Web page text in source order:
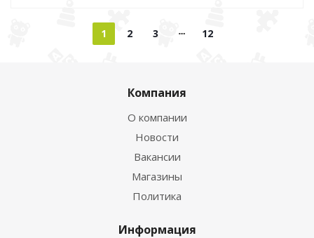
1 2 3 12
Компания
О компании
Новости
Вакансии
Магазины
Политика
Информация